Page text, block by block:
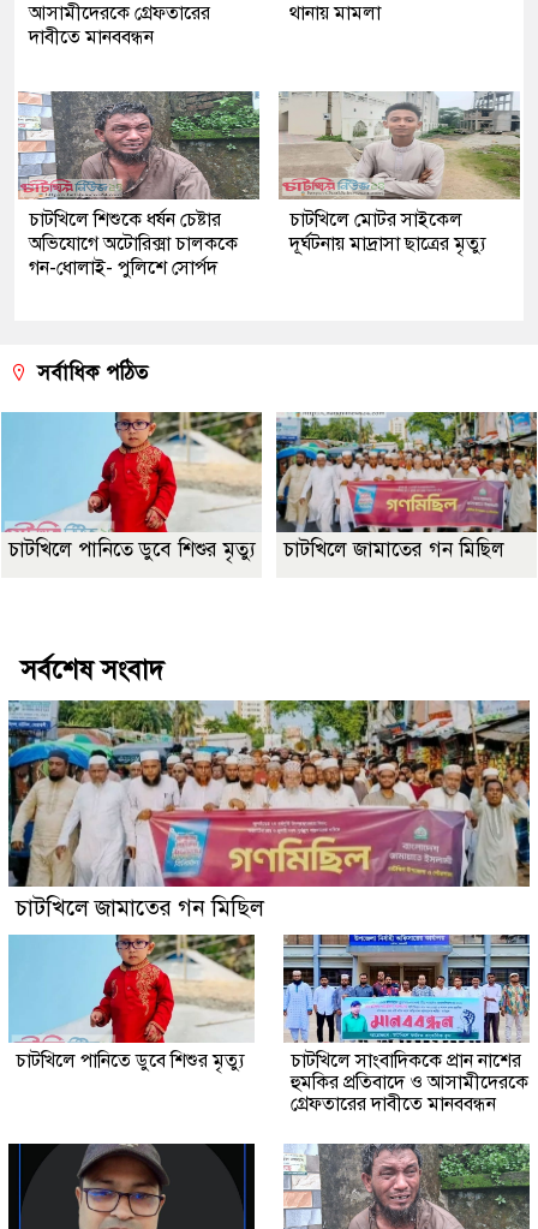
আসামীদেরকে গ্রেফতারের
দাবীতে মানববন্ধন
থানায় মামলা
চাটখিলে শিশুকে ধর্ষন চেষ্টার
অভিযোগে অটোরিক্সা চালককে
গন-ধোলাই- পুলিশে সোর্পদ
চাটখিলে মোটর সাইকেল
দূর্ঘটনায় মাদ্রাসা ছাত্রের মৃত্যু
সর্বাধিক পঠিত
চাটখিলে পানিতে ডুবে শিশুর মৃত্যু চাটখিলে জামাতের গন মিছিল
সর্বশেষ সংবাদ
চাটখিলে জামাতের গন মিছিল
চাটখিলে পানিতে ডুবে শিশুর মৃত্যু
চাটখিলে সাংবাদিককে প্রান নাশের
হুমকির প্রতিবাদে ও আসামীদেরকে
গ্রেফতারের দাবীতে মানববন্ধন